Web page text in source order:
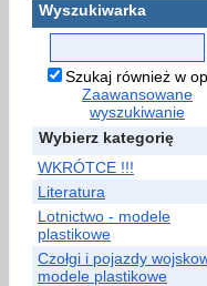
Wyszukiwarka
Szukaj również w
Zaawansowane
wyszukiwanie
Wybierz kategorię
WKRÓTCE !!!
Literatura
Lotnictwo - modele
plastikowe
Czołgi i pojazdy
modele plastikowe